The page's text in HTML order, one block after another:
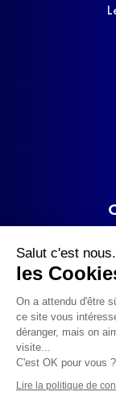
Salut c'est
les
On a attendu d'être
ce site vous
déranger, mais on
visite...
C'est OK pour vous ?
Lire la politique de